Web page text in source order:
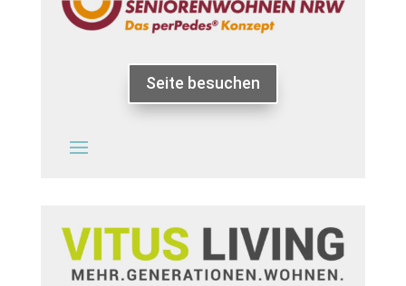
Seite besuchen